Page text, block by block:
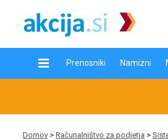
Prenosniki Namizni
Domov > Računalništvo za podjetja >